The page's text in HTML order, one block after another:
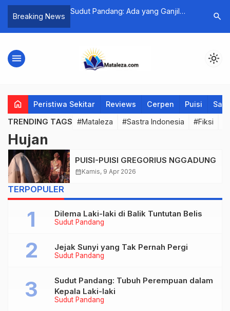
Breaking News
Kopi dan
Sudut Pandang: Ada yang Ganjil
Perempuan
Catatan
search
menu light_mode
home Peristiwa Sekitar Reviews Cerpen Puisi
TRENDING TAGS #Mataleza #Sastra Indonesia #Fiksi
Hujan
PUISI-PUISI GREGORIUS NGGADUNG
calendar_monthKamis, 9 Apr 2026
TERPOPULER
Sudut Pandang
Dilema Laki-laki di Balik Tuntutan Belis
Sudut Pandang
Jejak Sunyi yang Tak Pernah Pergi
Sudut Pandang
Sudut Pandang: Tubuh Perempuan dalam
Kepala Laki-laki